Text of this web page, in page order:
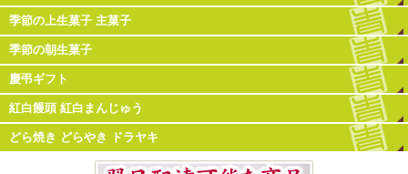
季節の上生菓子 主菓子
季節の朝生菓子
慶弔ギフト
紅白饅頭 紅白まんじゅう
どら焼き どらやき ドラヤキ